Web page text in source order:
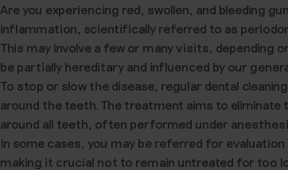
Are you experiencing red, swollen, and bleeding
inflammation, scientifically referred to as
This may involve a few or many visits,
be partially hereditary and influenced by our
To stop or slow the disease, regular dental
around the teeth. The treatment aims to
around all teeth, often performed under
In some cases, you may be referred for
making it crucial not to remain untreated for too